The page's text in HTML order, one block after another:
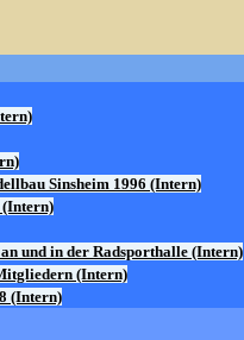
Sinsheim 1996 (Intern)
(Intern)
und in der Radsporthalle (Intern)
(Intern)
(Intern)